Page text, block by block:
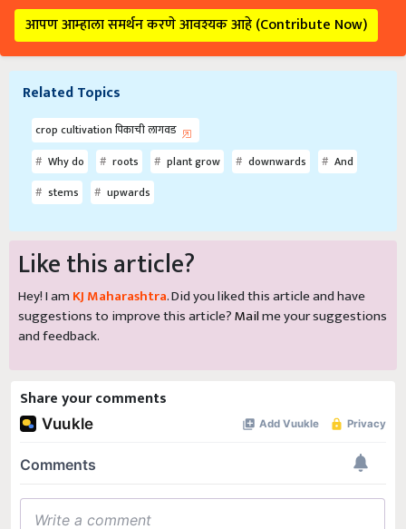
आपण आम्हाला समर्थन करणे आवश्यक आहे (Contribute Now)
Related Topics
crop cultivation पिकाची लागवड
Why do
roots plant grow downwards
And
stems
upwards
Like this article?
Hey! I am KJ Maharashtra. Did you liked this article and have
suggestions to improve this article?Mailme your suggestions
and feedback.
Share your comments